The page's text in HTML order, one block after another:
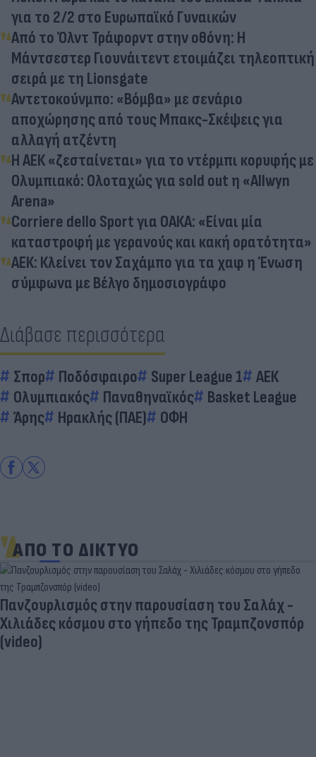
για το 2/2 στο Ευρωπαϊκό Γυναικών
Από το Όλντ Τράφορντ στην οθόνη: Η
Μάντσεστερ Γιουνάιτεντ ετοιμάζει τηλεοπτική
σειρά με τη Lionsgate
Αντετοκούνμπο: «Βόμβα» με σενάριο
αποχώρησης από τους Μπακς-Σκέψεις για
αλλαγή ατζέντη
Η ΑΕΚ «ζεσταίνεται» για το ντέρμπι κορυφής με
Ολυμπιακό: Ολοταχώς για sold out η «Allwyn
Arena»
Corriere dello Sport για ΟΑΚΑ: «Είναι μία
καταστροφή με γερανούς και κακή ορατότητα»
ΑΕΚ: Κλείνει τον Σαχάμπο για τα χαφ η Ένωση
σύμφωνα με Βέλγο δημοσιογράφο
Διάβασε περισσότερα
Σπορ Ποδόσφαιρο Super League 1
ΑΕΚ
Ολυμπιακός
Παναθηναϊκός
Basket League
Άρης
Ηρακλής (ΠΑΕ) ΟΦΗ
ΑΠΟ ΤΟ ΔΙΚΤΥΟ
Πανζουρλισμός στην παρουσίαση του Σαλάχ -
Χιλιάδες κόσμου στο γήπεδο της Τραμπζονσπόρ
(video)